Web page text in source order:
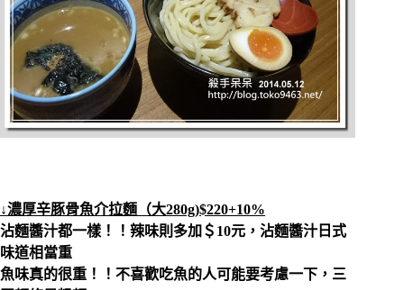
↓濃厚辛豚骨魚介拉麵（大280g)$220+10%
沾麵醬汁都一樣！！辣味則多加＄10元，沾麵醬汁日式
味道相當重
魚味真的很重！！不喜歡吃魚的人可能要考慮一下，三